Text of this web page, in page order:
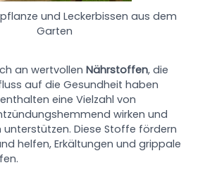
und Leckerbissen aus dem
Garten
an wertvollenNährstoffen, die
auf die Gesundheit haben
eine Vielzahl von
wirken und
Diese Stoffe fördern
helfen, Erkältungen und grippale